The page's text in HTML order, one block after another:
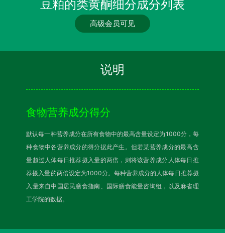
豆粕的类黄酮细分成分列表
高级会员可见
说明
食物营养成分得分
默认每一种营养成分在所有食物中的最高含量设定为1000分，每
种食物中各营养成分的得分据此产生。但若某营养成分的最高含
量超过人体每日推荐摄入量的两倍，则将该营养成分人体每日推
荐摄入量的两倍设定为1000分。每种营养成分的人体每日推荐摄
入量来自中国居民膳食指南、国际膳食能量咨询组，以及麻省理
工学院的数据。